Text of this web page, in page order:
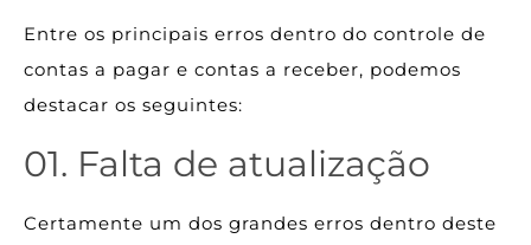
Entre os principais erros dentro do controle de
contas a pagar e contas a receber, podemos
destacar os seguintes:
01. Falta de atualização
Certamente um dos grandes erros dentro deste